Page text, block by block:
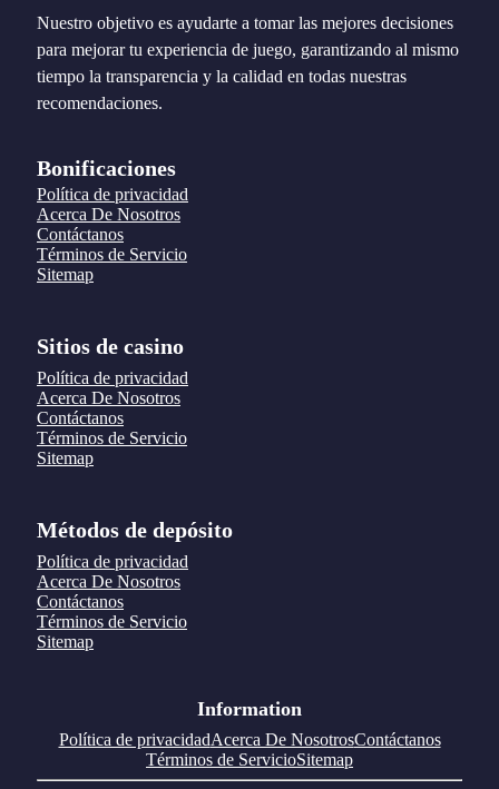
Nuestro objetivo es ayudarte a tomar las mejores decisiones
para mejorar tu experiencia de juego, garantizando al mismo
tiempo la transparencia y la calidad en todas nuestras
recomendaciones.
Bonificaciones
Política de privacidad
Acerca De Nosotros
Contáctanos
Términos de Servicio
Sitemap
Sitios de casino
Política de privacidad
Acerca De Nosotros
Contáctanos
Términos de Servicio
Sitemap
Métodos de depósito
Política de privacidad
Acerca De Nosotros
Contáctanos
Términos de Servicio
Sitemap
Information
Política de privacidadAcerca De NosotrosContáctanos
Términos de ServicioSitemap